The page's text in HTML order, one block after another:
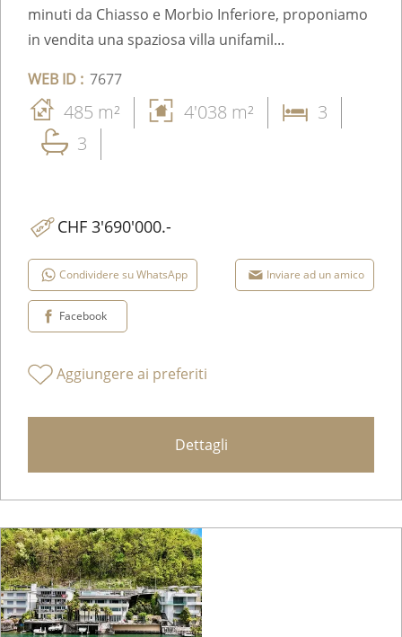
minuti da Chiasso e Morbio Inferiore, proponiamo
in vendita una spaziosa villa unifamil...
WEB ID : 7677
485 m² 4'038 m²
3
3
CHF 3'690'000.-
Condividere su WhatsApp Inviare ad un amico
Facebook
Aggiungere ai preferiti
Dettagli